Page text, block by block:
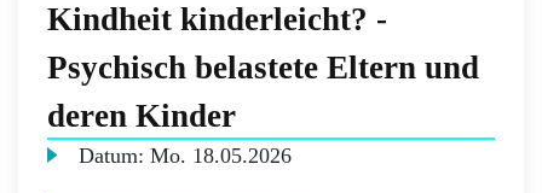
Kindheit kinderleicht? -
Psychisch belastete Eltern und
deren Kinder
Datum:Mo. 18.05.2026